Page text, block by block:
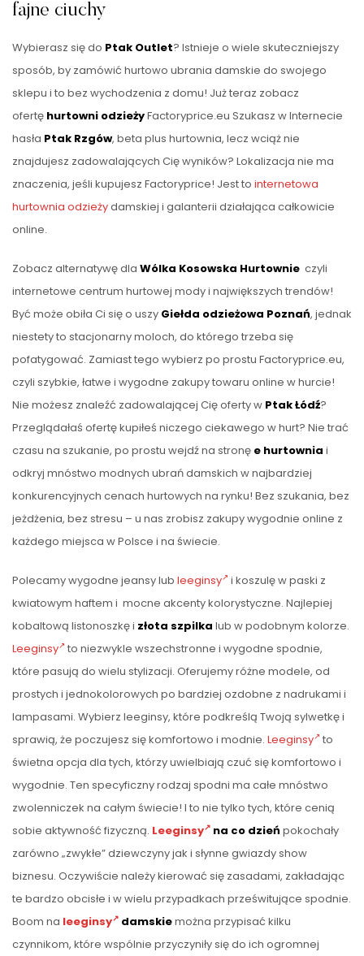
fajne ciuchy
Wybierasz się do Ptak Outlet? Istnieje o wiele skuteczniejszy
sposób, by zamówić hurtowo ubrania damskie do swojego
sklepu i to bez wychodzenia z domu! Już teraz zobacz
ofertę hurtowni odzieżyFactoryprice.eu Szukasz w Internecie
hasła Ptak Rzgów, beta plus hurtownia, lecz wciąż nie
znajdujesz zadowalających Cię wyników? Lokalizacja nie ma
znaczenia, jeśli kupujesz Factoryprice! Jest to internetowa
hurtownia odzieżydamskiej i galanterii działająca całkowicie
online.
Zobacz alternatywę dla Wólka Kosowska Hurtownie czyli
internetowe centrum hurtowej mody i największych trendów!
Być może obiła Ci się o uszy Giełda odzieżowa Poznań, jednak
niestety to stacjonarny moloch, do którego trzeba się
pofatygować. Zamiast tego wybierz po prostu Factoryprice.eu,
czyli szybkie, łatwe i wygodne zakupy towaru online w hurcie!
Nie możesz znaleźć zadowalającej Cię oferty w Ptak Łódź?
Przeglądałaś ofertę kupiłeś niczego ciekawego w hurt? Nie trać
czasu na szukanie, po prostu wejdź na stronę e hurtownia i
odkryj mnóstwo modnych ubrań damskich w najbardziej
konkurencyjnych cenach hurtowych na rynku! Bez szukania, bez
jeżdżenia, bez stresu – u nas zrobisz zakupy wygodnie online z
każdego miejsca w Polsce i na świecie.
Polecamy wygodne jeansy lub leeginsy i koszulę w paski z
kwiatowym haftem i mocne akcenty kolorystyczne. Najlepiej
kobaltową listonoszkę i złota szpilka lub w podobnym kolorze.
Leeginsy to niezwykle wszechstronne i wygodne spodnie,
które pasują do wielu stylizacji. Oferujemy różne modele, od
prostych i jednokolorowych po bardziej ozdobne z nadrukami i
lampasami. Wybierz leeginsy, które podkreślą Twoją sylwetkę i
sprawią, że poczujesz się komfortowo i modnie. Leeginsy to
świetna opcja dla tych, którzy uwielbiają czuć się komfortowo i
wygodnie. Ten specyficzny rodzaj spodni ma całe mnóstwo
zwolenniczek na całym świecie! I to nie tylko tych, które cenią
sobie aktywność fizyczną. Leeginsy na co dzień pokochały
zarówno „zwykłe” dziewczyny jak i słynne gwiazdy show
biznesu. Oczywiście należy kierować się zasadami, zakładając
te bardzo obcisłe i w wielu przypadkach prześwitujące spodnie.
Boom na leeginsy damskiemożna przypisać kilku
czynnikom, które wspólnie przyczyniły się do ich ogromnej